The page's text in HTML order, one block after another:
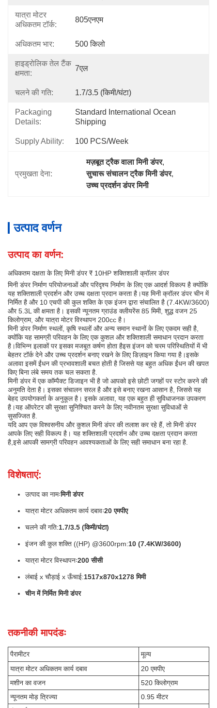
यात्रा मोटर
अधिकतम टॉर्क:
805एनएम
अधिकतम भार: 500 किलो
हाइड्रोलिक तेल टैंक
क्षमता:
7एल
चलने की गति: 1.7/3.5 (किमी/घंटा)
Packaging
Details:
Standard International Ocean
Shipping
Supply Ability: 100 PCS/Week
प्रमुखता देना:
मज़बूत ट्रैक वाला मिनी डंपर,
सुचारू संचालन ट्रैक मिनी डंपर,
उच्च प्रदर्शन डंपर मिनी
उत्पाद वर्णन
उत्पाद का वर्णन:
अधिकतम दक्षता के लिए मिनी डंपर ₹ 10HP शक्तिशाली क्रॉलर डंपर
मिनी डंपर निर्माण परियोजनाओं और परिदृश्य निर्माण के लिए एक आदर्श विकल्प है क्योंकि
यह शक्तिशाली प्रदर्शन और उच्च दक्षता प्रदान करता है।यह मिनी क्रॉलर डंपर चीन में
निर्मित है और 10 एचपी की कुल शक्ति के एक इंजन द्वारा संचालित है (7.4KW/3600)
और 5.3L की क्षमता है। इसकी न्यूनतम ग्राउंड क्लीयरेंस 85 मिमी, शुद्ध वजन 25
किलोग्राम, और यात्रा मोटर विस्थापन 200cc है।
मिनी डंपर निर्माण स्थलों, कृषि स्थलों और अन्य समान स्थानों के लिए एकदम सही है,
क्योंकि यह सामग्री परिवहन के लिए एक कुशल और शक्तिशाली समाधान प्रदान करता
है।विभिन्न इलाकों पर इसका मजबूत कर्षण होता हैइस इंजन को चरम परिस्थितियों में भी
बेहतर टॉर्क देने और उच्च प्रदर्शन बनाए रखने के लिए डिज़ाइन किया गया है।इसके
अलावा इसमें ईंधन की प्रभावशाली बचत होती है जिससे यह बहुत अधिक ईंधन की खपत
किए बिना लंबे समय तक चल सकता है.
मिनी डंपर में एक कॉम्पैक्ट डिजाइन भी है जो आपको इसे छोटी जगहों पर स्टोर करने की
अनुमति देता है। इसका संचालन सरल है और इसे बनाए रखना आसान है, जिससे यह
बेहद उपयोगकर्ता के अनुकूल है। इसके अलावा, यह एक बहुत ही सुविधाजनक उपकरण
है।यह ऑपरेटर की सुरक्षा सुनिश्चित करने के लिए नवीनतम सुरक्षा सुविधाओं से
सुसज्जित है.
यदि आप एक विश्वसनीय और कुशल मिनी डंपर की तलाश कर रहे हैं, तो मिनी डंपर
आपके लिए सही विकल्प है। यह शक्तिशाली प्रदर्शन और उच्च दक्षता प्रदान करता
है,इसे आपकी सामग्री परिवहन आवश्यकताओं के लिए सही समाधान बना रहा है.
विशेषताएं:
उत्पाद का नामःमिनी डंपर
यात्रा मोटर अधिकतम कार्य दबावः20 एमपीए
चलने की गति:1.7/3.5 (किमी/घंटा)
इंजन की कुल शक्ति ((HP) @3600rpm:10 (7.4KW/3600)
यात्रा मोटर विस्थापनः200 सीसी
लंबाई x चौड़ाई x ऊँचाई:1517x870x1278 मिमी
चीन में निर्मित मिनी डंपर
तकनीकी मापदंडः
पैरामीटर
मूल्य
यात्रा मोटर अधिकतम कार्य दबाव
20 एमपीए
मशीन का वजन
520 किलोग्राम
न्यूनतम मोड़ त्रिज्या
0.95 मीटर